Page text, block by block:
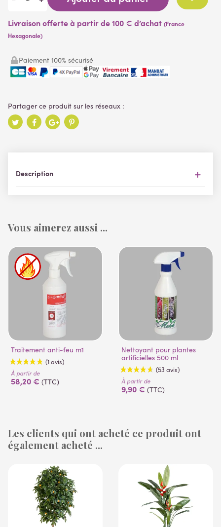
Livraison offerte à partir de 100 € d’achat (France
Hexagonale)
Paiement 100% sécurisé
Description
Vous aimerez aussi ...
Traitement anti-feu m1
À partir de
58,20 € (TTC)
Nettoyant pour plantes
artificielles 500 ml
À partir de
9,90 € (TTC)
Les clients qui ont acheté ce produit ont
également acheté ...